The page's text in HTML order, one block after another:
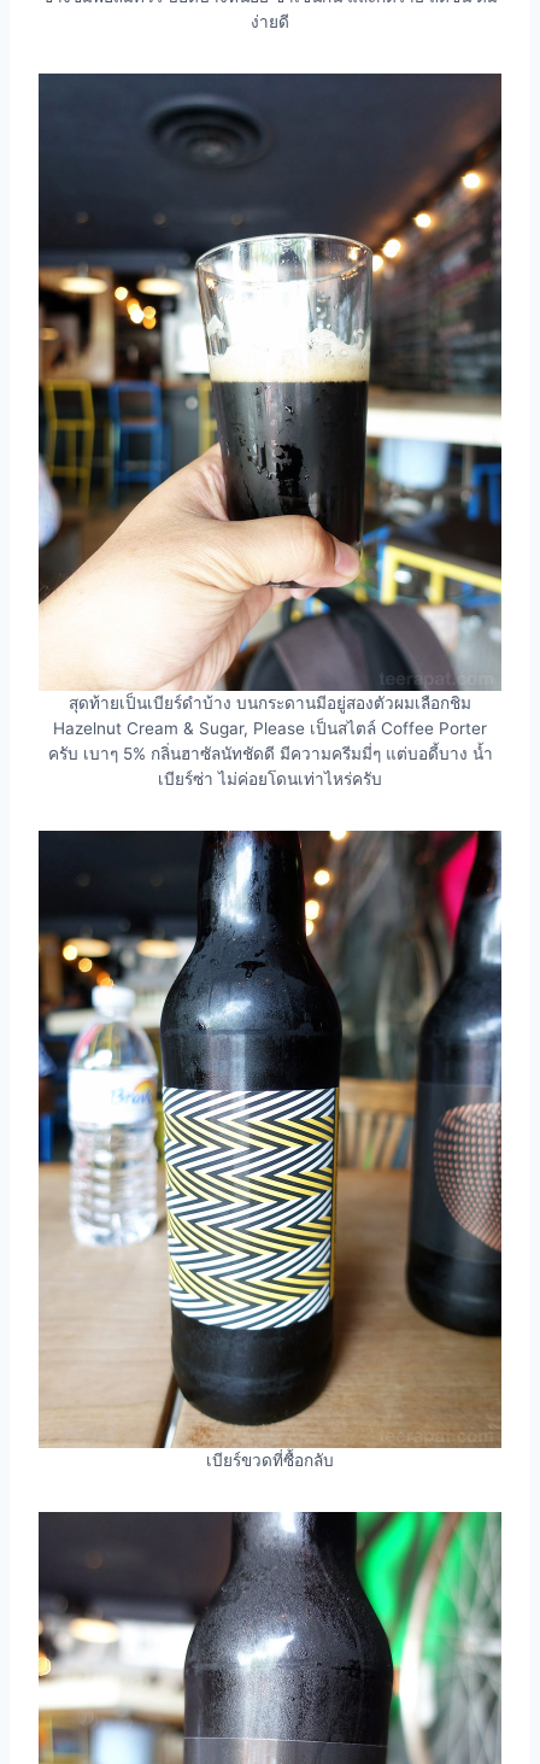
ง่ายดี
สุดท้ายเป็นเบียร์ดำบ้าง บนกระดานมีอยู่สองตัวผมเลือกชิม
Hazelnut Cream & Sugar, Please เป็นสไตล์ Coffee Porter
ครับ เบาๆ 5% กลิ่นฮาซัลนัทชัดดี มีความครีมมี่ๆ แต่บอดี้บาง น้ำ
เบียร์ซ่า ไม่ค่อยโดนเท่าไหร่ครับ
เบียร์ขวดที่ซื้อกลับ